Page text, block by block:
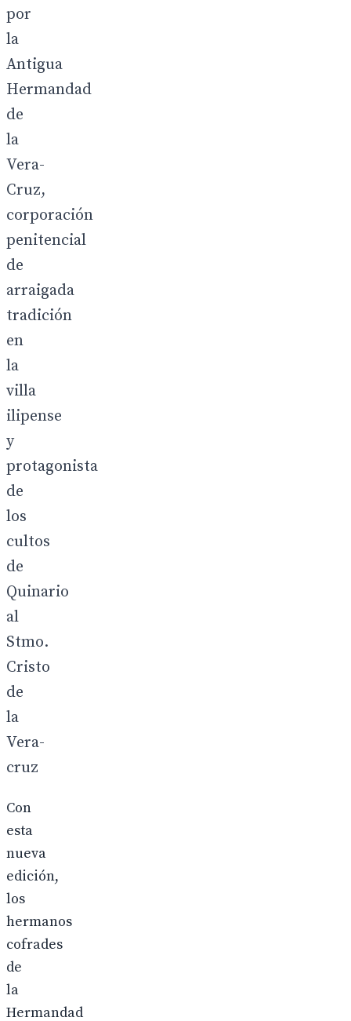
por
la
Antigua
Hermandad
de
la
Vera-
Cruz,
corporación
penitencial
de
arraigada
tradición
en
la
villa
ilipense
y
protagonista
de
los
cultos
de
Quinario
al
Stmo.
Cristo
de
la
Vera-
cruz
Con
esta
nueva
edición,
los
hermanos
cofrades
de
la
Hermandad